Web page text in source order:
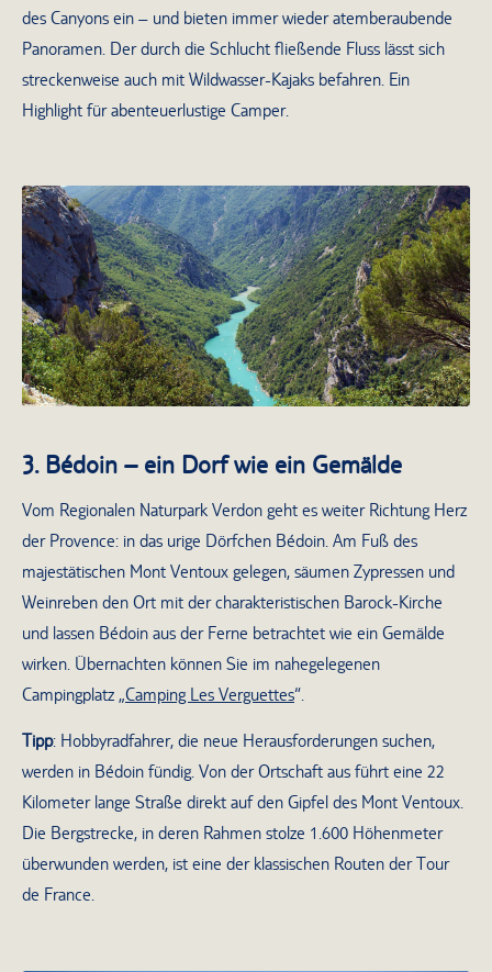
des Canyons ein – und bieten immer wieder atemberaubende
Panoramen. Der durch die Schlucht fließende Fluss lässt sich
streckenweise auch mit Wildwasser-Kajaks befahren. Ein
Highlight für abenteuerlustige Camper.
Die Schlucht von Verdon
3. Bédoin – ein Dorf wie ein Gemälde
Vom Regionalen Naturpark Verdon geht es weiter Richtung Herz
der Provence: in das urige Dörfchen Bédoin. Am Fuß des
majestätischen Mont Ventoux gelegen, säumen Zypressen und
Weinreben den Ort mit der charakteristischen Barock-Kirche
und lassen Bédoin aus der Ferne betrachtet wie ein Gemälde
wirken. Übernachten können Sie im nahegelegenen
Campingplatz „Camping Les Verguettes“.
Tipp: Hobbyradfahrer, die neue Herausforderungen suchen,
werden in Bédoin fündig. Von der Ortschaft aus führt eine 22
Kilometer lange Straße direkt auf den Gipfel des Mont Ventoux.
Die Bergstrecke, in deren Rahmen stolze 1.600 Höhenmeter
überwunden werden, ist eine der klassischen Routen der Tour
de France.